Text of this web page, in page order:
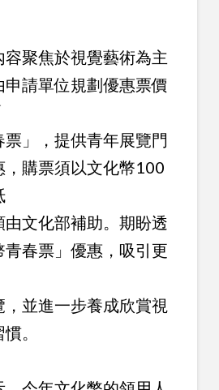
容聚焦於視覺藝術為主
申請單位規劃優惠票價
票」，提供青年展覽門
，購票須以文化幣100
由文化部補助。期盼透
青春票」優惠，吸引更
，並進一步養成欣賞視
。